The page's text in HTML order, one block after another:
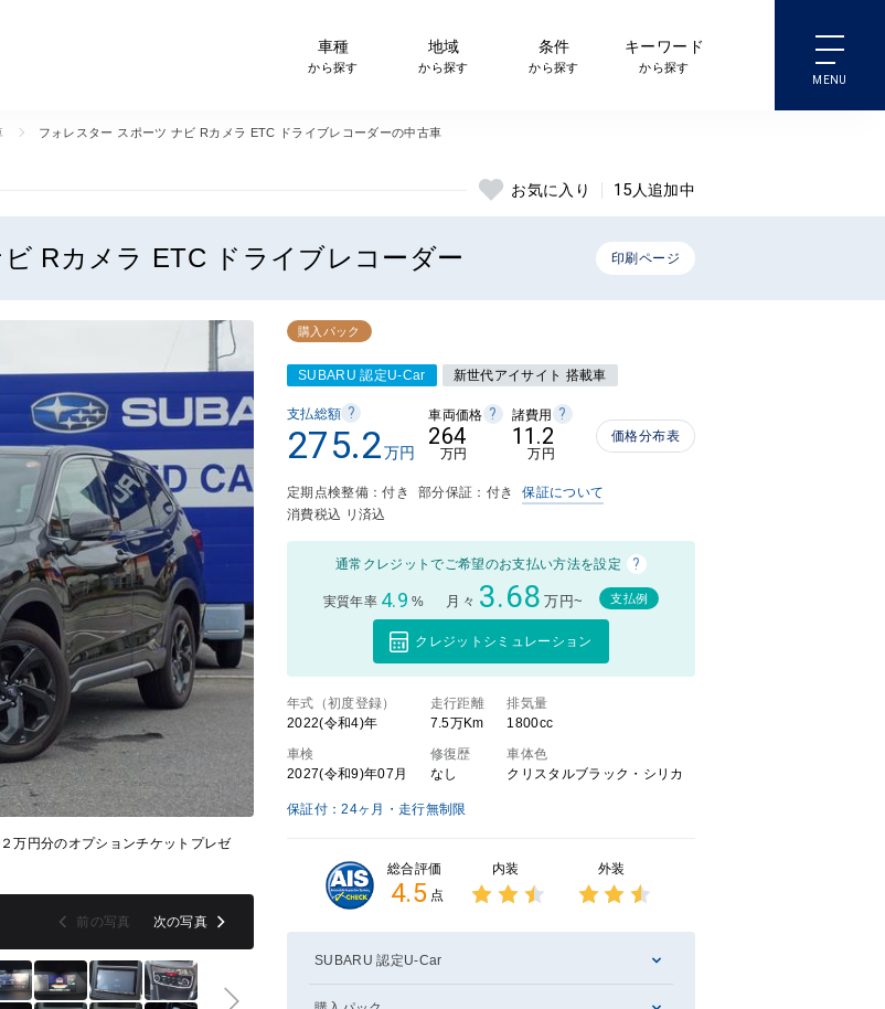
車種
から探す
地域
から探す
条件
から探す
キーワード
から探す
フォレスター スポーツ ナビ Rカメラ ETC ドライブレコーダーの中古車
お気に入り 15 人追加中
Rカメラ ETC ドライブレコーダー 印刷ページ
万円分のオプションチケットプレゼ
前の写真 次の写真
購入パック
SUBARU 認定U-Car 新世代アイサイト 搭載車
支払総額 ?
275.2万円
車両価格 ?
264
万円
諸費用 ?
11.2
万円
価格分布表
定期点検整備：付き 部分保証：付き
保証について
消費税込 リ済込
通常クレジットでご希望のお支払い方法を設定 ?
実質年率 4.9 % 月々 3.68 万円~ 支払例
クレジットシミュレーション
年式（初度登録）
2022(令和4)年
走行距離
7.5万Km
排気量
1800cc
車検
2027(令和9)年07月
修復歴
なし
車体色
クリスタルブラック・シリカ
保証付：24ヶ月・走行無制限
総合評価
4.5 点
内装
2.5点
外装
2.5点
の評価
SUBARU 認定U-Car